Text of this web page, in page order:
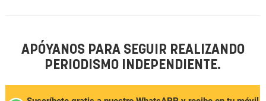
APÓYANOS PARA SEGUIR REALIZANDO
PERIODISMO INDEPENDIENTE.